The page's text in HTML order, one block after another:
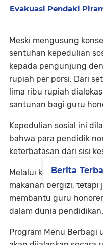
Evakuasi Pendaki
Meski mengusung
sentuhan kepedulian
kepada pengunjung
rupiah per porsi. Dari
lima ribu rupiah
santunan bagi guru
Kepedulian sosial ini
bahwa para pendidik
keterbatasan dari sisi
Melalui konsep ini,
makanan bergizi,
membantu guru
dalam dunia pendidikan.
Program Menu Berbagi
Berita